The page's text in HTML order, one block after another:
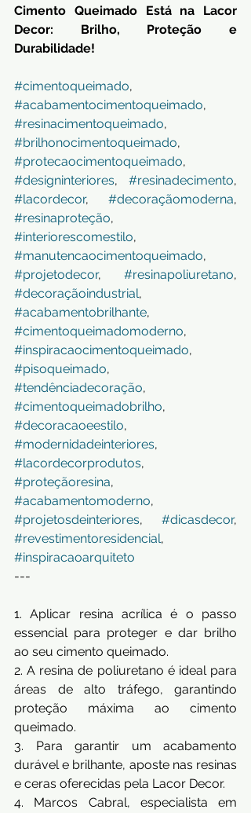
Cimento Queimado Está na Lacor
Decor: Brilho, Proteção e
Durabilidade!
#cimentoqueimado
#acabamentocimentoqueimado
#resinacimentoqueimado
#brilhonocimentoqueimado
#protecaocimentoqueimado
#designinteriores, #resinadecimento
#lacordecor, #decoraçãomoderna
#resinaproteção
#interiorescomestilo
#manutencaocimentoqueimado
#projetodecor, #resinapoliuretano
#decoraçãoindustrial
#acabamentobrilhante
#cimentoqueimadomoderno
#inspiracaocimentoqueimado
#pisoqueimado
#tendênciadecoração
#cimentoqueimadobrilho
#decoracaoeestilo
#modernidadeinteriores
#lacordecorprodutos
#proteçãoresina
#acabamentomoderno
#projetosdeinteriores, #dicasdecor
#revestimentoresidencial
#inspiracaoarquiteto
---
1. Aplicar resina acrílica é o passo
essencial para proteger e dar brilho
ao seu cimento queimado.
2. A resina de poliuretano é ideal para
áreas de alto tráfego, garantindo
proteção máxima ao cimento
queimado.
3. Para garantir um acabamento
durável e brilhante, aposte nas resinas
e ceras oferecidas pela Lacor Decor.
4. Marcos Cabral, especialista em